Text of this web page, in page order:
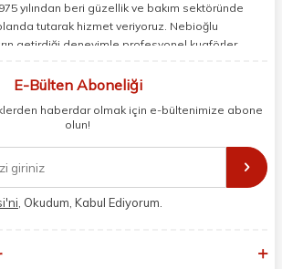
yılından beri güzellik ve bakım sektöründe
tutarak hizmet veriyoruz. Nebioğlu
getirdiği deneyimle profesyonel kuaförler,
içerikleri bilimsel formüllerle birleştirerek saç ve
her zaman en iyisini sunmayı hedefliyor,
samimiyetimiz ve kaliteye olan
yanınızdayız.
E-Bülten Aboneliği
haberdar olmak için e-bültenimize abone
olun!
, Okudum, Kabul Ediyorum.